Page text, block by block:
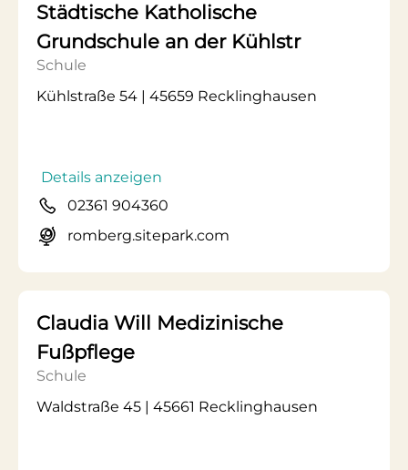
Städtische Katholische
Grundschule an der Kühlstr
Schule
Kühlstraße 54 | 45659 Recklinghausen
Details anzeigen
02361 904360
romberg.sitepark.com
Claudia Will Medizinische
Fußpflege
Schule
Waldstraße 45 | 45661 Recklinghausen